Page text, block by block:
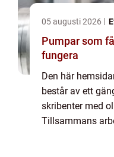
05 augusti 2026
Pumpar som
fungera
Den här
består av ett
skribenter med
Tillsammans